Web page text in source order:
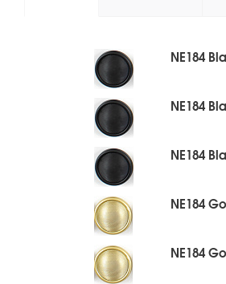
NE184
NE184
NE184
NE184
NE184